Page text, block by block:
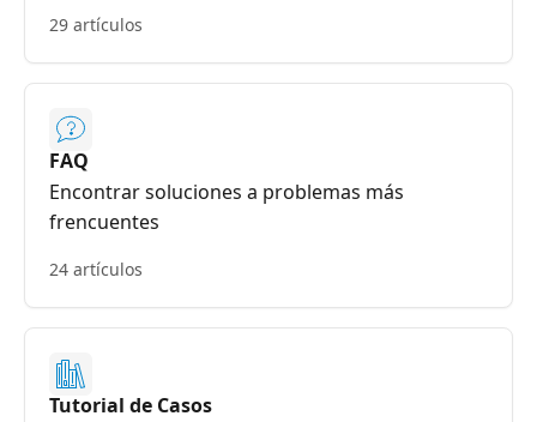
29 artículos
FAQ
Encontrar soluciones a problemas más
frencuentes
24 artículos
Tutorial de Casos